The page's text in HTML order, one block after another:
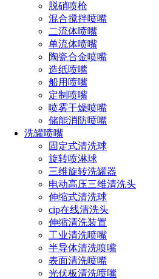
脱硝喷枪
混合搅拌喷嘴
二流体喷嘴
单流体喷嘴
陶瓷合金喷嘴
造纸喷嘴
船用喷嘴
定制喷嘴
喷雾干燥喷嘴
储能消防喷嘴
洗罐喷嘴
固定式清洗球
旋转喷淋球
三维旋转洗罐器
电动高压三维清洗头
伸缩式清洗球
cip在线清洗头
伸缩清洗装置
工业清洗喷嘴
半导体清洗喷嘴
表面清洗喷嘴
光伏板清洗喷嘴
选配功能：
加热系统（适用于油污桶）
清洗剂自动配比系统
热风/风刀干燥模块
二、增强型：链式输送 + 多工位清
适用场景：
每天清洗几十至数百个铁桶的工厂
适合食品、化工、油品回收等行业
系统构成：
翻桶定位平台（人工/自动）
内壁旋转高压清洗模块（高压旋转喷
外壁多喷头高压清洗隧道